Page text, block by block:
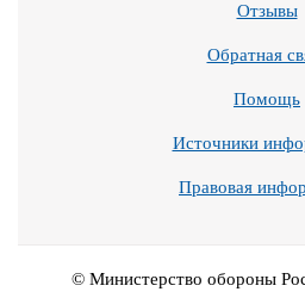
Отзывы
Обратная
Помощь
Источники
Правовая
© Министерство обороны